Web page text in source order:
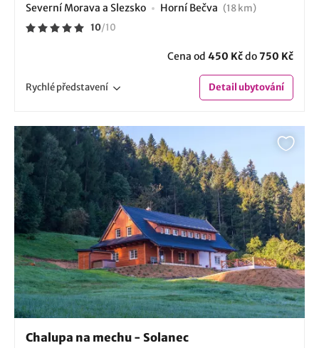
Severní Morava a Slezsko Horní Bečva (18 km)
10/10
Cena od 450 Kčdo750 Kč
Rychlépředstavení Detailubytování
Chalupa na mechu - Solanec